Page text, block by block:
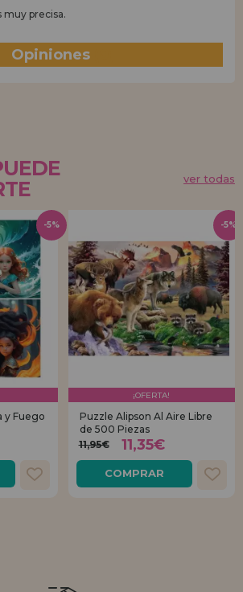
muy precisa.
Opiniones
ver todas
y Fuego
-5%
¡OFERTA!
Puzzle Alipson Al Aire Libre
de 500 Piezas
11,95€
11,35€
COMPRAR
-5%